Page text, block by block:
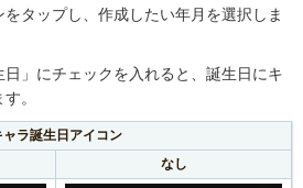
タップし、作成したい年月を選択しま
日」にチェックを入れると、誕生日にキ
。
ャラ誕生日アイコン
なし